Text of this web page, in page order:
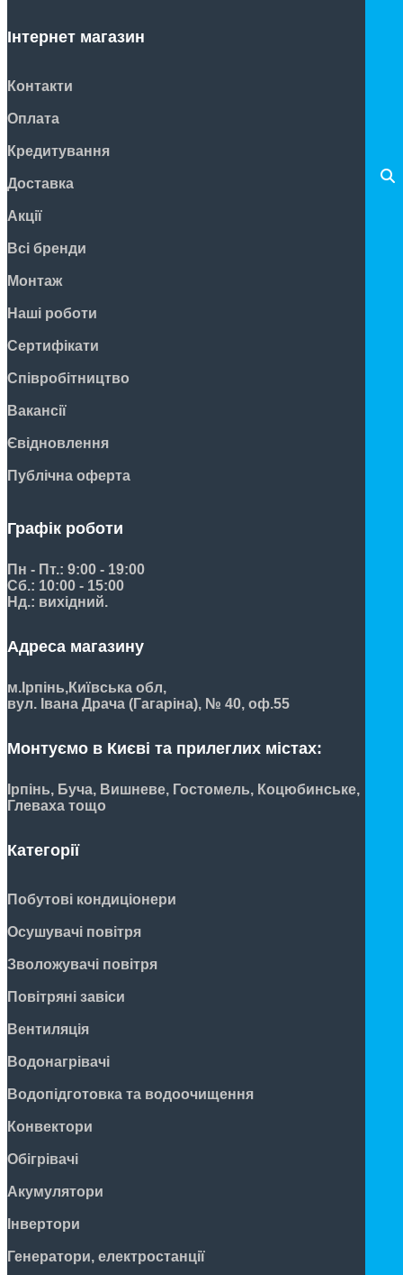
Інтернет магазин
Контакти
Оплата
Кредитування
Доставка
Акції
Всі бренди
Монтаж
Наші роботи
Сертифікати
Співробітництво
Вакансії
Євідновлення
Публічна оферта
Графік роботи
Пн - Пт.: 9:00 - 19:00
Сб.: 10:00 - 15:00
Нд.: вихідний.
Адреса магазину
м.Ірпінь,Київська обл,
вул. Івана Драча (Гагаріна), № 40, оф.55
Монтуємо в Києві та прилеглих містах:
Ірпінь, Буча, Вишневе, Гостомель, Коцюбинське,
Глеваха тощо
Категорії
Побутові кондиціонери
Осушувачі повітря
Зволожувачі повітря
Повітряні завіси
Вентиляція
Водонагрівачі
Водопідготовка та водоочищення
Конвектори
Обігрівачі
Акумулятори
Інвертори
Генератори, електростанції